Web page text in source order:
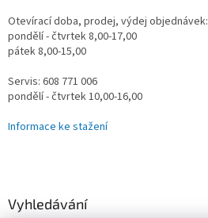
Otevírací doba, prodej, výdej objednávek:
pondělí - čtvrtek 8,00-17,00
pátek 8,00-15,00
Servis: 608 771 006
pondělí - čtvrtek 10,00-16,00
Informace ke stažení
Vyhledávání